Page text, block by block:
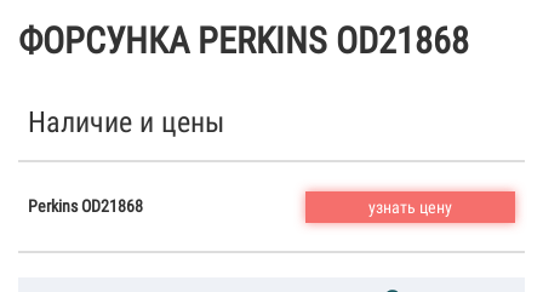
ФОРСУНКА PERKINS OD21868
Наличие и цены
Perkins OD21868 узнать цену